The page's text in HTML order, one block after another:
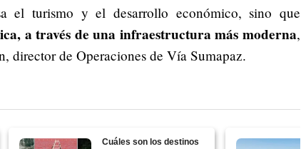
el turismo y el desarrollo económico, sino que
a través de una infraestructura más moderna,
director de Operaciones de Vía Sumapaz.
Cuáles son los destinos